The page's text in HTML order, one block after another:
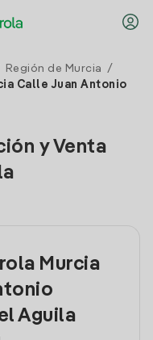
Región de Murcia
/
Calle Juan Antonio
y Venta
Murcia
Aguila